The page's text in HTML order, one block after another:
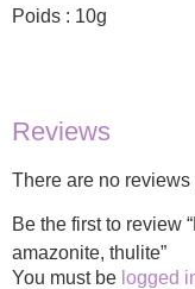
Poids : 10g
Reviews
There are no reviews
Be the first to review
amazonite, thulite”
You must be logged